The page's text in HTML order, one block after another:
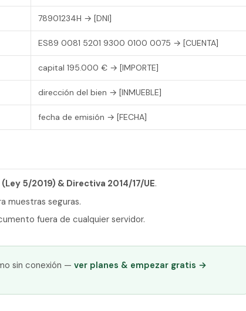
78901234H → [DNI]
ES89 0081 5201 9300 0100 0075 → [CUENTA]
capital 195.000 € → [IMPORTE]
dirección del bien → [INMUEBLE]
fecha de emisión → [FECHA]
(Ley 5/2019) & Directiva 2014/17/UE.
muestras seguras.
fuera de cualquier servidor.
sin conexión — ver planes & empezar gratis →